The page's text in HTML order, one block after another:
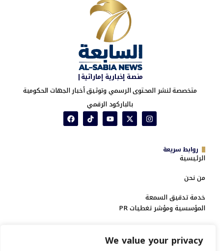
We value your privacy
منصة إخبارية إماراتية|
متخصصة لنشر المحتوى الرسمي وتوثيق أخبار الجهات الحكومية
بالباركود الرقمي
روابط سريعة
الرئيسية
من نحن
خدمة تدقيق السمعة
المؤسسية ومؤشر تغطيات PR
الشروط والأحكام